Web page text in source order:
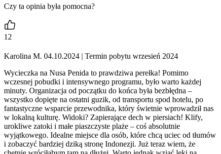
Czy ta opinia była pomocna?
12
Karolina M. 04.10.2024 | Termin pobytu wrzesień 2024
Wycieczka na Nusa Penida to prawdziwa perełka! Pomimo
wczesnej pobudki i intensywnego programu, było warto każdej
minuty. Organizacja od początku do końca była bezbłędna –
wszystko dopięte na ostatni guzik, od transportu spod hotelu, po
fantastyczne wsparcie przewodnika, który świetnie wprowadził nas
w lokalną kulturę. Widoki? Zapierające dech w piersiach! Klify,
urokliwe zatoki i małe piaszczyste plaże – coś absolutnie
wyjątkowego. Idealne miejsce dla osób, które chcą uciec od tłumów
i zobaczyć bardziej dziką stronę Indonezji. Już teraz wiem, że